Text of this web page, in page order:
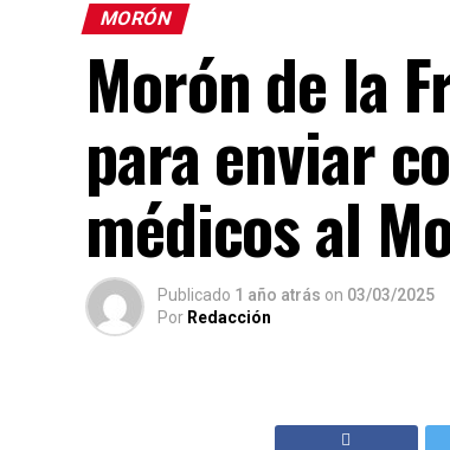
MORÓN
Morón de la
para enviar
médicos al
Publicado 1 año atrás on 03/03/2025
Por Redacción